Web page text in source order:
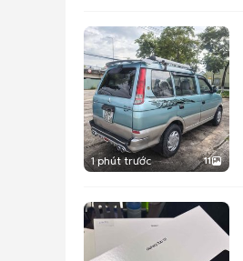
1 phút trước 11